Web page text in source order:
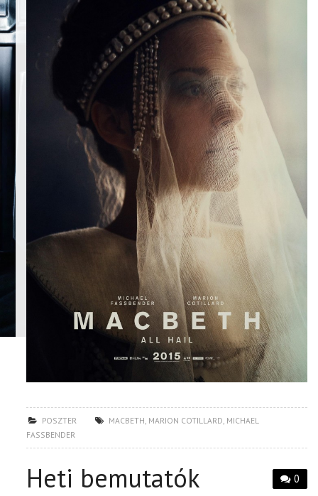
POSZTER MACBETH, MARION COTILLARD, MICHAEL
FASSBENDER
0
Heti bemutatók